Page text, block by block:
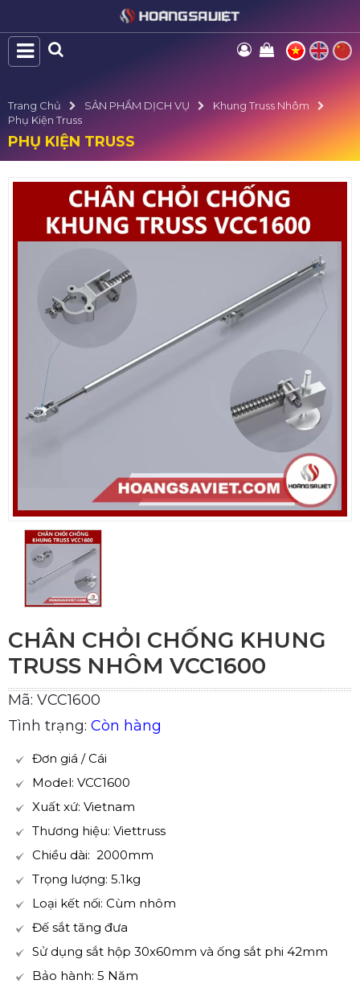
Trang Chủ SẢN PHẨM DỊCH VỤ
Khung Truss Nhôm
Phụ Kiện Truss
PHỤ KIỆN TRUSS
CHÂN CHỎI CHỐNG KHUNG
TRUSS NHÔM VCC1600
Mã: VCC1600
Tình trạng: Còn hàng
Đơn giá / Cái
Model: VCC1600
Xuất xứ: Vietnam
Thương hiệu: Viettruss
Chiều dài: 2000mm
Trọng lượng: 5.1kg
Loại kết nối: Cùm nhôm
Đế sắt tăng đưa
Sử dụng sắt hộp 30x60mm và ống sắt phi 42mm
Bảo hành: 5 Năm